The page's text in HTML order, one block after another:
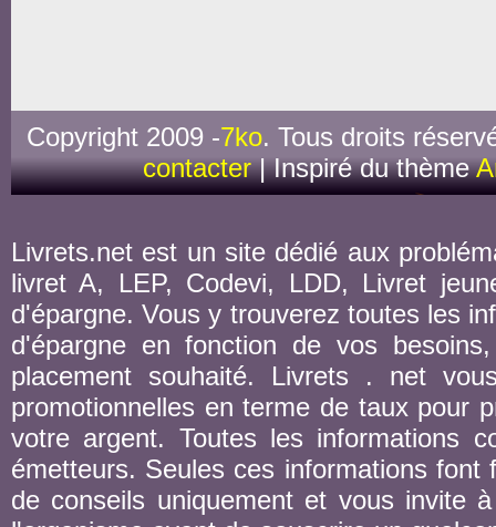
Copyright 2009 -7ko. Tous droits
contacter| Inspiré du thème
Livrets.net est un site dédié aux
livret A, LEP, Codevi, LDD, Livret
d'épargne. Vous y trouverez toutes les
d'épargne en fonction de vos
placement souhaité. Livrets . net
promotionnelles en terme de taux pour
votre argent. Toutes les informations
émetteurs. Seules ces informations
de conseils uniquement et vous invite